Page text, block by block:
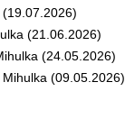
(21.06.2026)
(24.05.2026)
(09.05.2026)